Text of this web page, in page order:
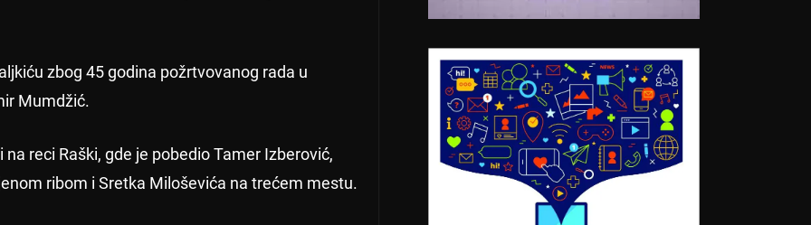
zbog 45 godina požrtvovanog rada u
Mumdžić.
reci Raški, gde je pobedio Tamer Izberović,
ribom i Sretka Miloševića na trećem mestu.